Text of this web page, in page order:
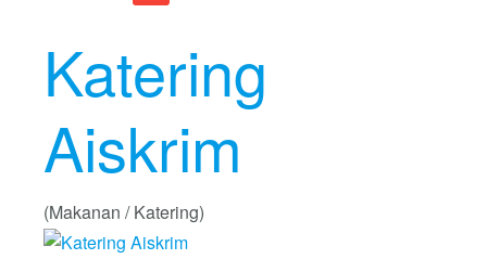
Katering
Aiskrim
(Makanan / Katering)